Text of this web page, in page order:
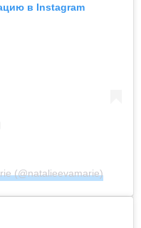
в Instagram
(@natalieevamarie)